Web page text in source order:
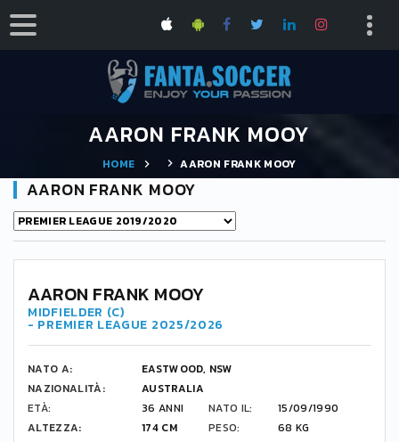
AARON FRANK MOOY
HOME AARON FRANK MOOY
AARON FRANK MOOY
AARON FRANK MOOY
MIDFIELDER (C)
- PREMIER LEAGUE 2025/2026
NATO A:
EASTWOOD, NSW
NAZIONALITÀ:
AUSTRALIA
ETÀ:
36 ANNI NATO IL:
15/09/1990
ALTEZZA:
174 CM PESO: 68 KG